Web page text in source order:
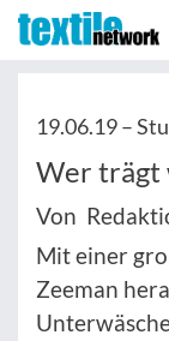
19.06.19 –
Wer trägt
Von
Mit einer
Zeeman